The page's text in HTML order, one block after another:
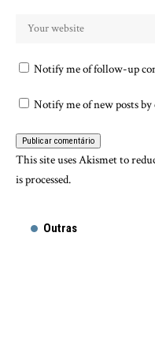
Notify me of follow-up
Notify me of new posts by
This site uses Akismet to
is processed.
Outras